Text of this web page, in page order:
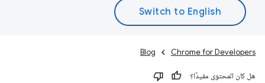
Chrome for Developers
Blog
هل كان المحتوى مفيدًا؟